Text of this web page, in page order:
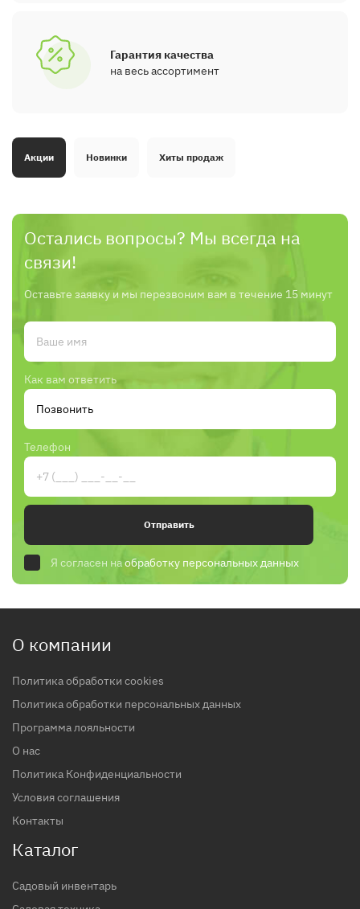
Гарантия качества
на весь ассортимент
Акции Новинки Хиты продаж
Остались вопросы? Мы всегда на
связи!
Оставьте заявку и мы перезвоним вам в течение 15 минут
Как вам ответить
Телефон
Отправить
Я согласен наобработку персональных данных
О компании
Политика обработки cookies
Политика обработки персональных данных
Программа лояльности
О нас
Политика Конфиденциальности
Условия соглашения
Контакты
Каталог
Садовый инвентарь